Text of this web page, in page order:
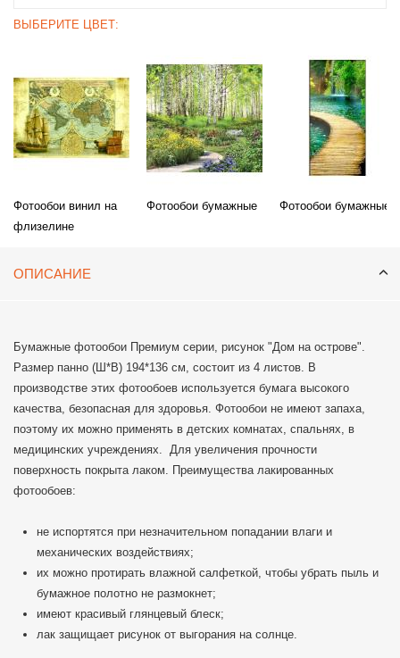
ВЫБЕРИТЕ ЦВЕТ:
Фотообои винил на
флизелине
Фотообои бумажные Фотообои бумажные
ОПИСАНИЕ
Бумажные фотообои Премиум серии, рисунок "Дом на острове".
Размер панно (Ш*В) 194*136 см, состоит из 4 листов. В
производстве этих фотообоев используется бумага высокого
качества, безопасная для здоровья. Фотообои не имеют запаха,
поэтому их можно применять в детских комнатах, спальнях, в
медицинских учреждениях. Для увеличения прочности
поверхность покрыта лаком. Преимущества лакированных
фотообоев:
не испортятся при незначительном попадании влаги и
механических воздействиях;
их можно протирать влажной салфеткой, чтобы убрать пыль и
бумажное полотно не размокнет;
имеют красивый глянцевый блеск;
лак защищает рисунок от выгорания на солнце.